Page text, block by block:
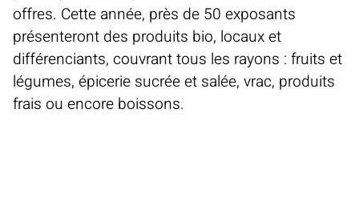
offres. Cette année, près de 50 exposants
présenteront des produits bio, locaux et
différenciants, couvrant tous les rayons : fruits et
légumes, épicerie sucrée et salée, vrac, produits
frais ou encore boissons.